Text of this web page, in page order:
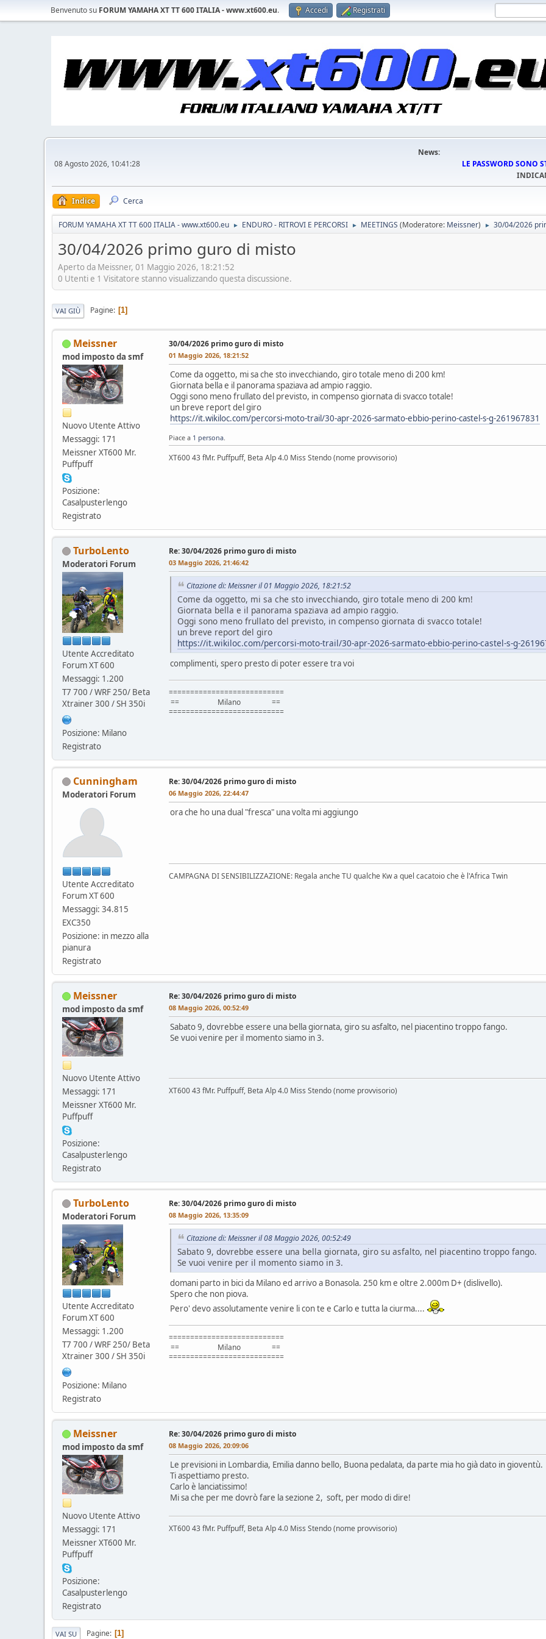
Benvenuto su FORUM YAMAHA XT TT 600 ITALIA - www.xt600.eu. Accedi Registrati
08 Agosto 2026, 10:41:28
News:
LE PASSWORD SONO
Indice Cerca
FORUM YAMAHA XT TT 600 ITALIA - www.xt600.eu ► ENDURO - RITROVI E PERCORSI ► MEETINGS (Moderatore: Meissner) ► 30/04/2026
30/04/2026 primo guro di misto
Aperto da Meissner, 01 Maggio 2026, 18:21:52
0 Utenti e 1 Visitatore stanno visualizzando questa discussione.
VAI GIÙ Pagine 1
Meissner
mod imposto da smf
Nuovo Utente Attivo
Messaggi: 171
Meissner XT600 Mr.
Puffpuff
Posizione:
Casalpusterlengo
Registrato
30/04/2026 primo guro di misto
01 Maggio 2026, 18:21:52
Come da oggetto, mi sa che sto invecchiando, giro totale meno di 200 km!
Giornata bella e il panorama spaziava ad ampio raggio.
Oggi sono meno frullato del previsto, in compenso giornata di svacco totale!
un breve report del giro
https://it.wikiloc.com/percorsi-moto-trail/30-apr-2026-sarmato-ebbio-perino-castel-s-g-261967831
Piace a 1 persona
XT600 43 fMr. Puffpuff, Beta Alp 4.0 Miss Stendo (nome provvisorio)
TurboLento
Moderatori Forum
Utente Accreditato
Forum XT 600
Messaggi: 1.200
T7 700 / WRF 250/ Beta
Xtrainer 300 / SH 350i
Posizione: Milano
Registrato
Re: 30/04/2026 primo guro di misto
03 Maggio 2026, 21:46:42
Citazione di: Meissner il 01 Maggio 2026, 18:21:52
Come da oggetto, mi sa che sto invecchiando, giro totale meno di 200 km!
Giornata bella e il panorama spaziava ad ampio raggio.
Oggi sono meno frullato del previsto, in compenso giornata di svacco totale!
un breve report del giro
https://it.wikiloc.com/percorsi-moto-trail/30-apr-2026-sarmato-ebbio-perino-castel-s-g-
complimenti, spero presto di poter essere tra voi
===========================
== Milano ==
===========================
Cunningham
Moderatori Forum
Utente Accreditato
Forum XT 600
Messaggi: 34.815
EXC350
Posizione: in mezzo alla
pianura
Registrato
Re: 30/04/2026 primo guro di misto
06 Maggio 2026, 22:44:47
ora che ho una dual "fresca" una volta mi aggiungo
CAMPAGNA DI SENSIBILIZZAZIONE: Regala anche TU qualche Kw a quel cacatoio che è l'Africa Twin
Meissner
mod imposto da smf
Nuovo Utente Attivo
Messaggi: 171
Meissner XT600 Mr.
Puffpuff
Posizione:
Casalpusterlengo
Registrato
Re: 30/04/2026 primo guro di misto
08 Maggio 2026, 00:52:49
Sabato 9, dovrebbe essere una bella giornata, giro su asfalto, nel piacentino troppo fango.
Se vuoi venire per il momento siamo in 3.
XT600 43 fMr. Puffpuff, Beta Alp 4.0 Miss Stendo (nome provvisorio)
TurboLento
Moderatori Forum
Utente Accreditato
Forum XT 600
Messaggi: 1.200
T7 700 / WRF 250/ Beta
Xtrainer 300 / SH 350i
Posizione: Milano
Registrato
Re: 30/04/2026 primo guro di misto
08 Maggio 2026, 13:35:09
Citazione di: Meissner il 08 Maggio 2026, 00:52:49
Sabato 9, dovrebbe essere una bella giornata, giro su asfalto, nel piacentino troppo fango.
Se vuoi venire per il momento siamo in 3.
domani parto in bici da Milano ed arrivo a Bonasola. 250 km e oltre 2.000m D+ (dislivello).
Spero che non piova.
Pero' devo assolutamente venire li con te e Carlo e tutta la ciurma....
===========================
== Milano ==
===========================
Meissner
mod imposto da smf
Nuovo Utente Attivo
Messaggi: 171
Meissner XT600 Mr.
Puffpuff
Posizione:
Casalpusterlengo
Registrato
Re: 30/04/2026 primo guro di misto
08 Maggio 2026, 20:09:06
Le previsioni in Lombardia, Emilia danno bello, Buona pedalata, da parte mia ho già dato in gioventù.
Ti aspettiamo presto.
Carlo è lanciatissimo!
Mi sa che per me dovrò fare la sezione 2, soft, per modo di dire!
XT600 43 fMr. Puffpuff, Beta Alp 4.0 Miss Stendo (nome provvisorio)
VAI SU Pagine 1